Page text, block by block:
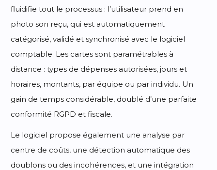
fluidifie tout le processus : l’utilisateur prend en
photo son reçu, qui est automatiquement
catégorisé, validé et synchronisé avec le logiciel
comptable. Les cartes sont paramétrables à
distance : types de dépenses autorisées, jours et
horaires, montants, par équipe ou par individu. Un
gain de temps considérable, doublé d’une parfaite
conformité RGPD et fiscale.
Le logiciel propose également une analyse par
centre de coûts, une détection automatique des
doublons ou des incohérences, et une intégration